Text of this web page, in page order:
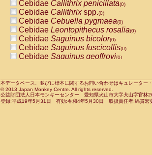
PitheciidaePithecia pithecia(0)
CercopithecidaeCercocebus agilis
CercopithecidaeCercocebus
CercopithecidaeCercocebus
CercopithecidaeCercocebus
CercopithecidaeCercocebus
CercopithecidaeCercocebushybrid
CercopithecidaePapio anubis(0)
CercopithecidaePapio cynocephalus
CercopithecidaePapio hamadryas(0)
Cebidae Callithrix penicillata(0)
Cebidae Callithrixspp.(0)
Cebidae Cebuella pygmaea(0)
Cebidae Leontopithecus rosalia(0)
Cebidae Saguinus bicolor(0)
Cebidae Saguinus fuscicollis(0)
Cebidae Saguinus geoffroyi(0)
CebidaeSaguinus leucopus(0)
CebidaeSaguinus midas(0)
Cebidae Saguinus mystax(0)
本データベース、並びに標本に関するお問い合わせはキュレータ
© 2013 Japan Monkey Centre. All rights reserved.
公益財団法人日本モンキーセンター 愛知県犬山市大字犬山字官
登録:平成19年5月31日 有効:令和4年5月30日 取扱責任者:綿貫宏